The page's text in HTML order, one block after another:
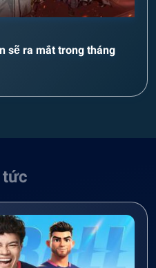
sẽ ra mắt trong tháng
tức